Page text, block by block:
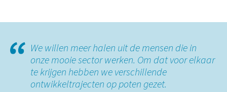
We willen meer halen uit de mensen die in
onze mooie sector werken. Om dat voor elkaar
te krijgen hebben we verschillende
ontwikkeltrajecten op poten gezet.